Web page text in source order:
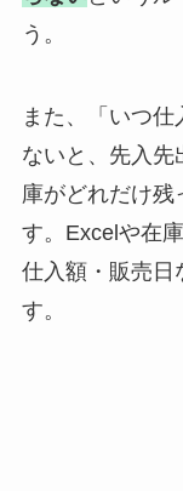
う。
また、「いつ
ないと、先入先
庫がどれだけ残
す。Excelや在
仕入額・販売日
す。